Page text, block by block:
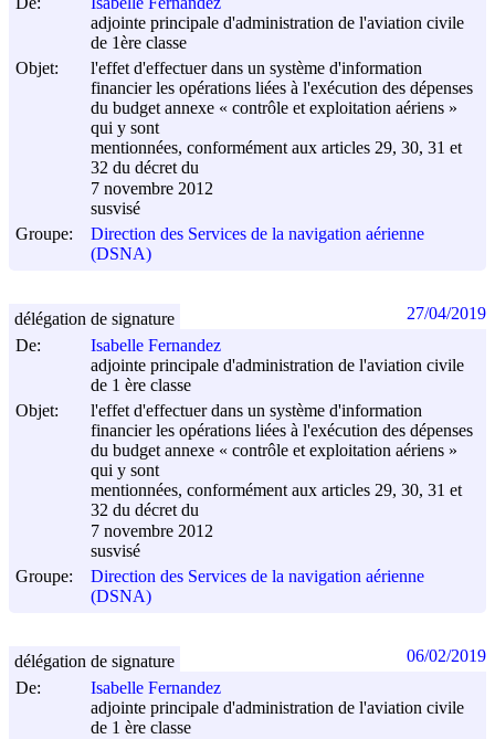
adjointe principale d'administration de l'aviation civile
de 1ère classe
Objet:
l'effet d'effectuer dans un système d'information
financier les opérations liées à l'exécution des dépenses
du budget annexe « contrôle et exploitation aériens »
qui y sont
mentionnées, conformément aux articles 29, 30, 31 et
32 du décret du
7 novembre 2012
susvisé
Groupe:
Direction des Services de la navigation aérienne
(DSNA)
De:
Isabelle Fernandez
adjointe principale d'administration de l'aviation civile
de 1 ère classe
Objet:
l'effet d'effectuer dans un système d'information
financier les opérations liées à l'exécution des dépenses
du budget annexe « contrôle et exploitation aériens »
qui y sont
mentionnées, conformément aux articles 29, 30, 31 et
32 du décret du
7 novembre 2012
susvisé
Groupe:
Direction des Services de la navigation aérienne
(DSNA)
délégation de signature 27/04/2019
De:
Isabelle Fernandez
adjointe principale d'administration de l'aviation civile
de 1 ère classe
délégation de signature 06/02/2019